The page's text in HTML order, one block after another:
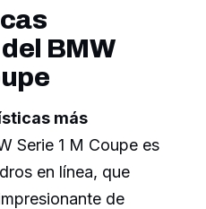
BMW
más
Serie 1 M Coupe es
en línea, que
de